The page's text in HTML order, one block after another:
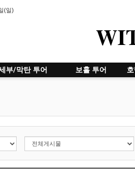
(일)
부/막탄 투어 보홀 투어